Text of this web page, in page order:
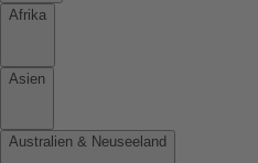
Afrika
Asien
Australien & Neuseeland